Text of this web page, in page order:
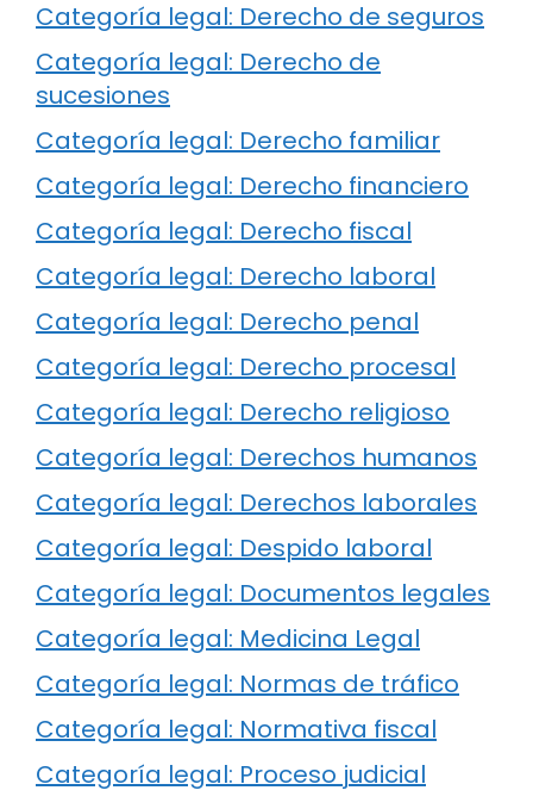
Categoría legal: Derecho de seguros
Categoría legal: Derecho de
sucesiones
Categoría legal: Derecho familiar
Categoría legal: Derecho financiero
Categoría legal: Derecho fiscal
Categoría legal: Derecho laboral
Categoría legal: Derecho penal
Categoría legal: Derecho procesal
Categoría legal: Derecho religioso
Categoría legal: Derechos humanos
Categoría legal: Derechos laborales
Categoría legal: Despido laboral
Categoría legal: Documentos legales
Categoría legal: Medicina Legal
Categoría legal: Normas de tráfico
Categoría legal: Normativa fiscal
Categoría legal: Proceso judicial